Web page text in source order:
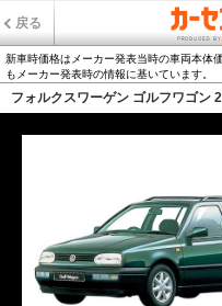
戻る
新車時価格はメーカー発表当時の車両本体
もメーカー発表時の情報に基いています。
フォルクスワーゲン ゴルフワゴン